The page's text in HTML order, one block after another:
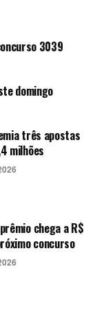
3039
domingo
três apostas
milhões
chega a R$
concurso